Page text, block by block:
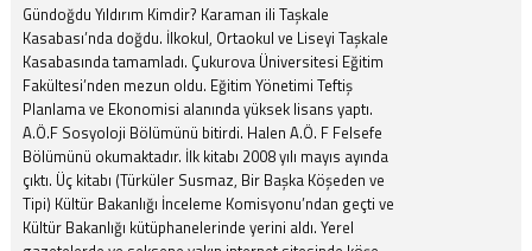
Gündoğdu Yıldırım Kimdir? Karaman ili Taşkale
Kasabası’nda doğdu. İlkokul, Ortaokul ve Liseyi Taşkale
Kasabasında tamamladı. Çukurova Üniversitesi Eğitim
Fakültesi’nden mezun oldu. Eğitim Yönetimi Teftiş
Planlama ve Ekonomisi alanında yüksek lisans yaptı.
A.Ö.F Sosyoloji Bölümünü bitirdi. Halen A.Ö. F Felsefe
Bölümünü okumaktadır. İlk kitabı 2008 yılı mayıs ayında
çıktı. Üç kitabı (Türküler Susmaz, Bir Başka Köşeden ve
Tipi) Kültür Bakanlığı İnceleme Komisyonu’ndan geçti ve
Kültür Bakanlığı kütüphanelerinde yerini aldı. Yerel